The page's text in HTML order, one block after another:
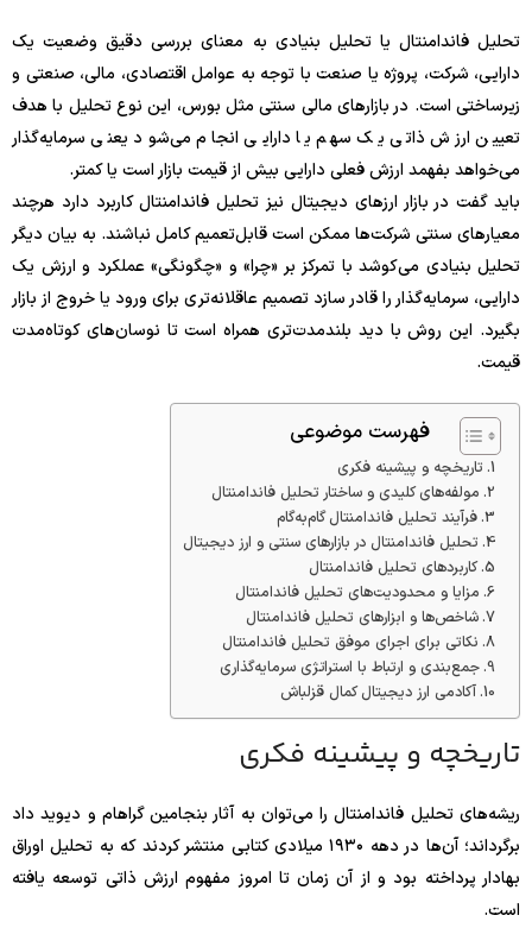
تحلیل فاندامنتال یا تحلیل بنیادی به معنای بررسی دقیق وضعیت یک
دارایی، شرکت، پروژه یا صنعت با توجه به عوامل اقتصادی، مالی، صنعتی و
زیرساختی است. در بازارهای مالی سنتی مثل بورس، این نوع تحلیل با هدف
تعیین ارزش ذاتی یک سهم یا دارایی انجام می‌شود یعنی سرمایه‌گذار
می‌خواهد بفهمد ارزش فعلی دارایی بیش از قیمت بازار است یا کمتر.
باید گفت در بازار ارزهای دیجیتال نیز تحلیل فاندامنتال کاربرد دارد هرچند
معیارهای سنتی شرکت‌ها ممکن است قابل‌تعمیم کامل نباشند. به بیان دیگر
تحلیل بنیادی می‌کوشد با تمرکز بر «چرا» و «چگونگی» عملکرد و ارزش یک
دارایی، سرمایه‌گذار را قادر سازد تصمیم عاقلانه‌تری برای ورود یا خروج از بازار
بگیرد. این روش با دید بلندمدت‌تری همراه است تا نوسان‌های کوتاه‌مدت
قیمت.
فهرست موضوعی
تاریخچه و پیشینه فکری
مولفه‌های کلیدی و ساختار تحلیل فاندامنتال
فرآیند تحلیل فاندامنتال گام‌به‌گام
تحلیل فاندامنتال در بازارهای سنتی و ارز دیجیتال
کاربردهای تحلیل فاندامنتال
مزایا و محدودیت‌های تحلیل فاندامنتال
شاخص‌ها و ابزارهای تحلیل فاندامنتال
نکاتی برای اجرای موفق تحلیل فاندامنتال
جمع‌بندی و ارتباط با استراتژی سرمایه‌گذاری
آکادمی ارز دیجیتال کمال قزلباش
تاریخچه و پیشینه فکری
ریشه‌های تحلیل فاندامنتال را می‌توان به آثار بنجامین گراهام و دیوید داد
برگرداند؛ آن‌ها در دهه ۱۹۳۰ میلادی کتابی منتشر کردند که به تحلیل اوراق
بهادار پرداخته بود و از آن زمان تا امروز مفهوم ارزش ذاتی توسعه یافته
است.